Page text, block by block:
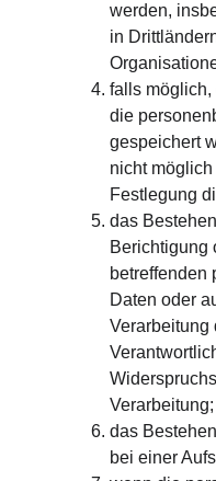
werden,
in
falls möglich,
die
gespeichert
nicht
Festlegung
das
Berichtigung
betreffenden
Daten oder
Verarbeitung
Verarbeitung;
das
bei einer